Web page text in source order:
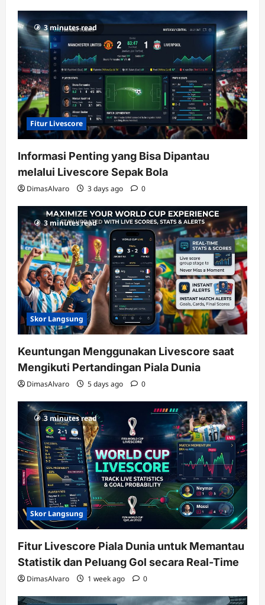
RTP
terupdate
3 minutes read
Fitur Livescore
Informasi Penting yang Bisa Dipantau
melalui Livescore Sepak Bola
DimasAlvaro 3 days ago 0
3 minutes read
Skor Langsung
Keuntungan Menggunakan Livescore saat
Mengikuti Pertandingan Piala Dunia
DimasAlvaro 5 days ago 0
3 minutes read
Skor Langsung
Fitur Livescore Piala Dunia untuk Memantau
Statistik dan Peluang Gol secara Real-Time
DimasAlvaro 1 week ago 0